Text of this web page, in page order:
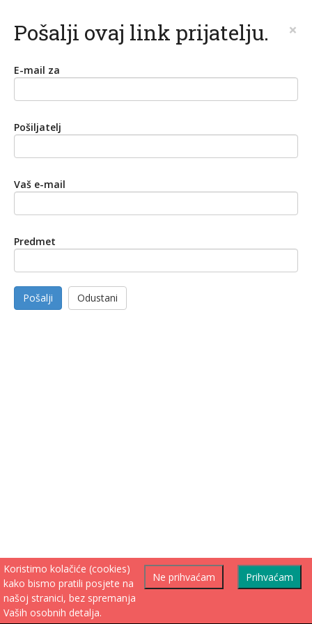
Pošalji ovaj link prijatelju. ×
E-mail za
Pošiljatelj
Vaš e-mail
Predmet
Pošalji Odustani
Prihvaćam
Ne prihvaćam
Koristimo kolačiće (cookies)
kako bismo pratili posjete na
našoj stranici, bez spremanja
Vaših osobnih detalja.